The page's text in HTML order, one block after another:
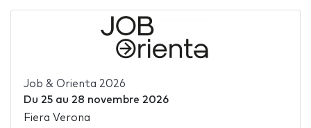
Job & Orienta 2026
Du 25au 28 novembre 2026
Fiera Verona